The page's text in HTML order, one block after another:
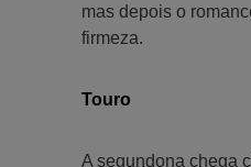
mas depois o
firmeza.
Touro
A segundona chega